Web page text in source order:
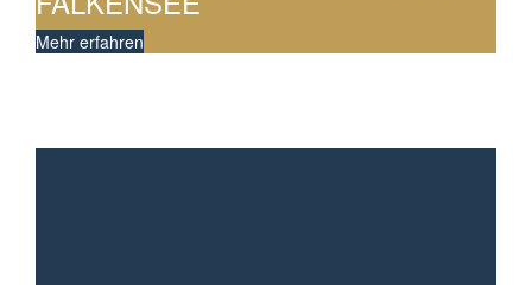
Mehr erfahren